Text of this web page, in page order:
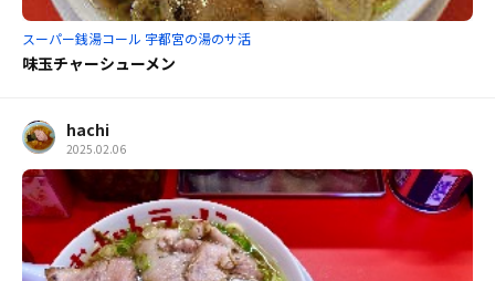
スーパー銭湯コール 宇都宮の湯のサ活
味玉チャーシューメン
hachi
2025.02.06